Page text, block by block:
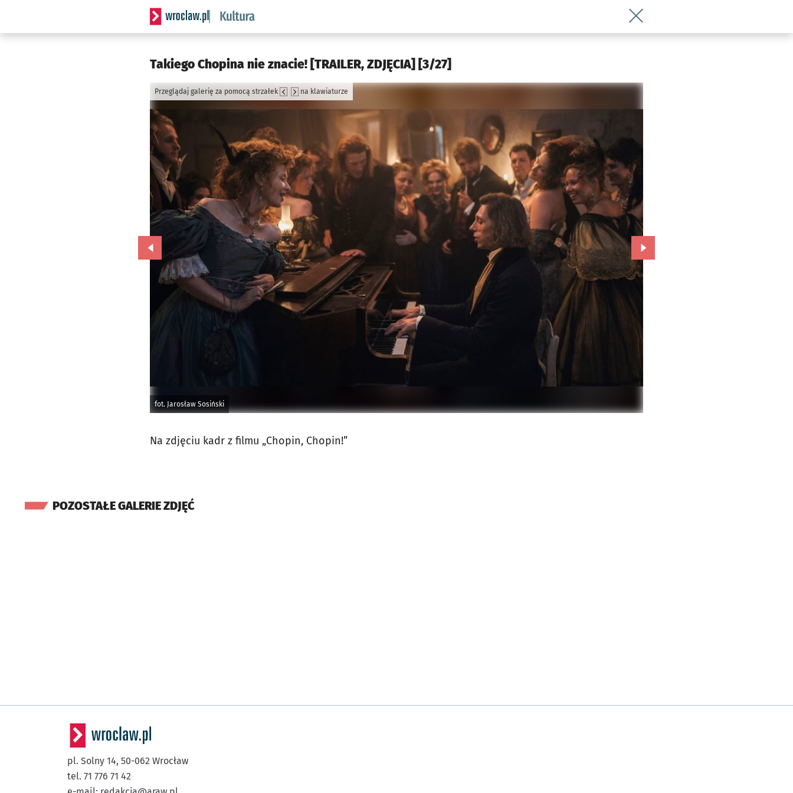
Serwis informacyjny wroclaw.pl podserwis: Kultura
Wróć do artykułu Takiego Chopina nie
Takiego Chopina nie znacie! [TRAILER, ZDJĘCIA] [3/27]
fot. Jarosław Sosiński
Przeglądaj galerię za pomocą strzałek na klawiaturze
Przejdź do poprzedniego zdjęcia. Przejdź do kolejnego zdjęcia.
Na zdjęciu kadr z filmu „Chopin, Chopin!”
POZOSTAŁE GALERIE ZDJĘĆ
pl. Solny 14, 50-062 Wrocław
tel. 71 776 71 42